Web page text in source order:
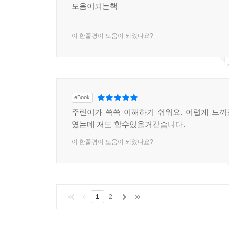
도움이되는책
이 한줄평이 도움이 되었나요?
eBook
주린이가 쏙쏙 이해하기 쉬워요. 어렵게 느
였는데 저도 할수있을거같습니다.
이 한줄평이 도움이 되었나요?
1 2